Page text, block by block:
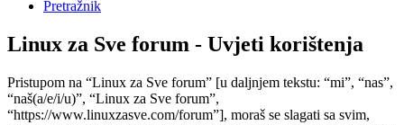
Pretražnik
Linux za Sve forum - Uvjeti korištenja
Pristupom na “Linux za Sve forum” [u daljnjem tekstu: “mi”, “nas”,
“naš(a/e/i/u)”, “Linux za Sve forum”,
“https://www.linuxzasve.com/forum”], moraš se slagati sa svim,